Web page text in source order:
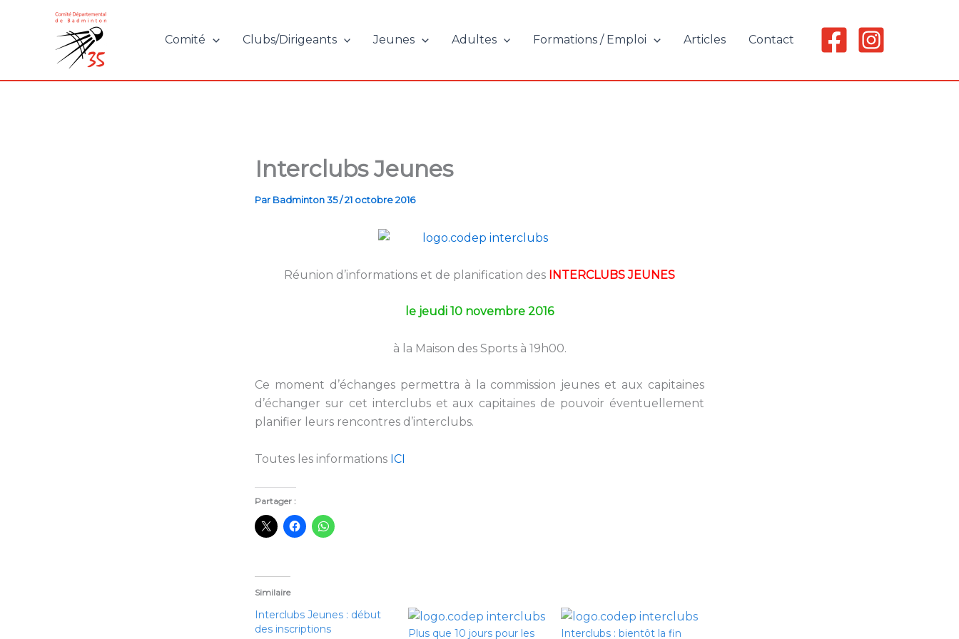
Comité Clubs/Dirigeants Jeunes Adultes Formations / Emploi Articles Contact
Interclubs Jeunes
Par Badminton 35/21 octobre 2016
Réunion d’informations et de planification des INTERCLUBS JEUNES
le jeudi 10 novembre 2016
à la Maison des Sports à 19h00.
Ce moment d’échanges permettra à la commission jeunes et aux capitaines
d’échanger sur cet interclubs et aux capitaines de pouvoir éventuellement
planifier leurs rencontres d’interclubs.
Toutes les informations ICI
Partager :
Similaire
Interclubs Jeunes : début
des inscriptions
Plus que 10 jours pour les
Interclubs : bientôt la fin